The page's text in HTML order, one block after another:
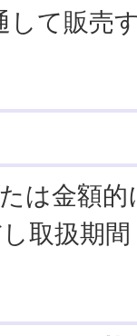
して販売
は金額
取扱期